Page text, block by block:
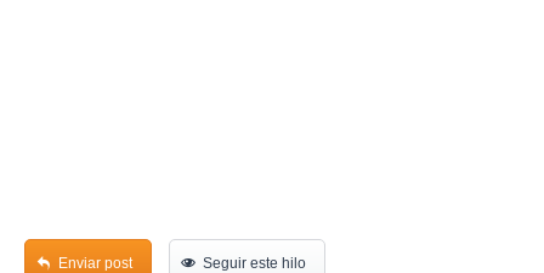
Enviar post Seguir este hilo